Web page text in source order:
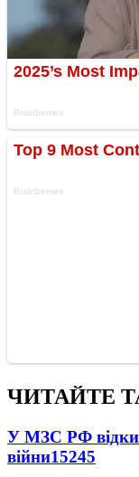
ЧИТАЙТЕ
У МЗС РФ
війни15245